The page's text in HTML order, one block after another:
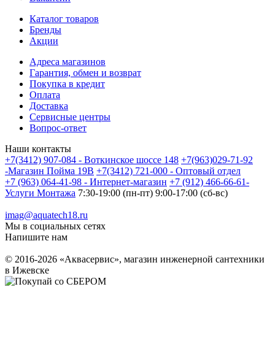
Каталог товаров
Бренды
Акции
Адреса магазинов
Гарантия, обмен и возврат
Покупка в кредит
Оплата
Доставка
Сервисные центры
Вопрос-ответ
Наши контакты
+7(3412) 907-084 - Воткинское шоссе 148 +7(963)029-71-92
-Магазин Пойма 19В +7(3412) 721-000 - Оптовый отдел
+7 (963) 064-41-98 - Интернет-магазин +7 (912) 466-66-61-
Услуги Монтажа 7:30-19:00 (пн-пт) 9:00-17:00 (сб-вс)
imag@aquatech18.ru
Мы в социальных сетях
Напишите нам
© 2016-2026 «Аквасервис», магазин инженерной сантехники
в Ижевске